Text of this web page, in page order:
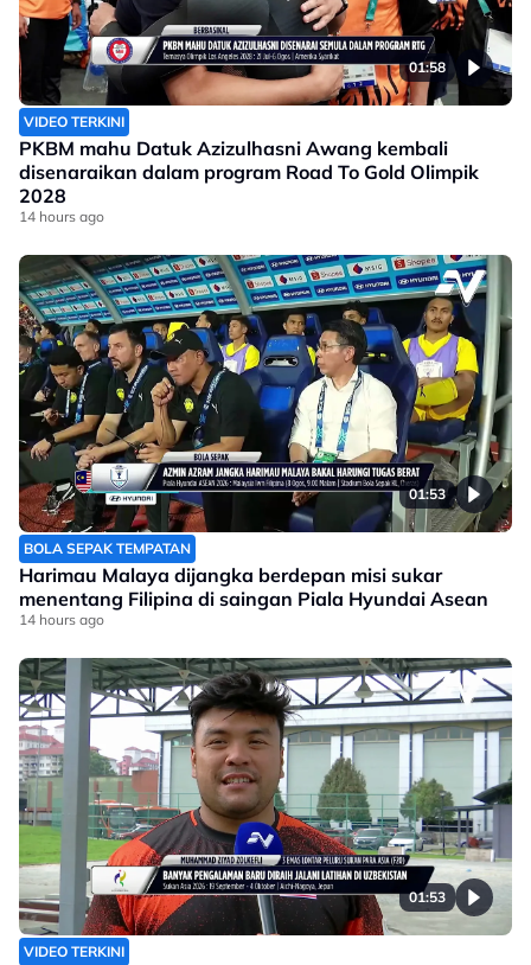
01:58
VIDEO TERKINI
PKBM mahu Datuk Azizulhasni Awang kembali
disenaraikan dalam program Road To Gold Olimpik
2028
14 hours ago
01:53
BOLA SEPAK TEMPATAN
Harimau Malaya dijangka berdepan misi sukar
menentang Filipina di saingan Piala Hyundai Asean
14 hours ago
01:53
VIDEO TERKINI